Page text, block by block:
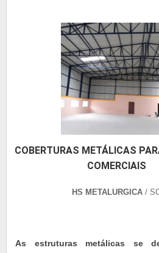
COBERTURAS METÁLICAS
COMERCIAIS
HS METALURGICA /
As estruturas metálicas se